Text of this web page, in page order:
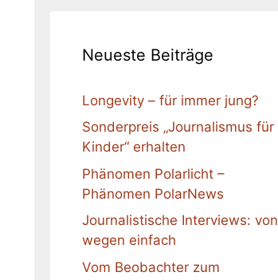
Neueste Beiträge
Longevity – für immer jung?
Sonderpreis „Journalismus für
Kinder“ erhalten
Phänomen Polarlicht –
Phänomen PolarNews
Journalistische Interviews: von
wegen einfach
Vom Beobachter zum